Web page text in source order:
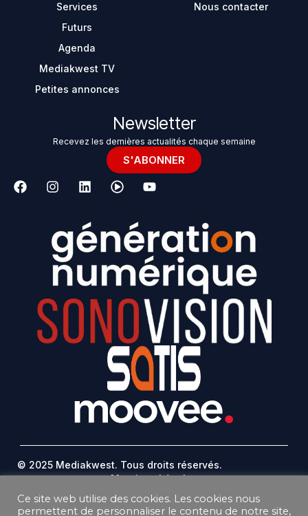
Services
Futurs
Agenda
Mediakwest TV
Petites annonces
Nous contacter
Newsletter
Recevez les dernières actualités chaque semaine
S'ABONNER
© 2025 Mediakwest. Tous droits réservés.
Mentions Légales
FAQ
Contact
Ce site web utilise des cookies. Les cookies nous
permettent de personnaliser le contenu de notre site,